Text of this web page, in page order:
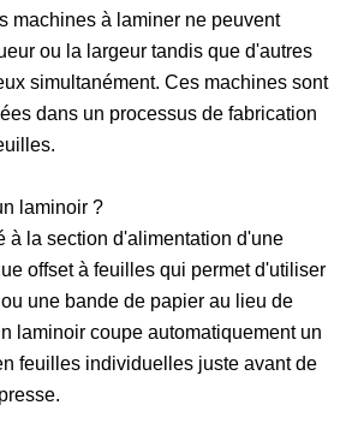
machines à laminer ne peuvent
ou la largeur tandis que d'autres
simultanément. Ces machines sont
dans un processus de fabrication
laminoir ?
à la section d'alimentation d'une
offset à feuilles qui permet d'utiliser
une bande de papier au lieu de
laminoir coupe automatiquement un
feuilles individuelles juste avant de